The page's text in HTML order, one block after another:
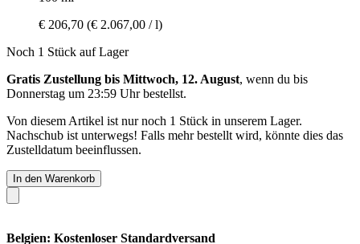
€ 206,70 (€ 2.067,00 / l)
Noch 1 Stück auf Lager
Gratis Zustellung bis Mittwoch, 12. August, wenn du bis
Donnerstag um 23:59 Uhrbestellst.
Von diesem Artikel ist nur noch 1 Stück in unserem Lager.
Nachschub ist unterwegs! Falls mehr bestellt wird, könnte dies das
Zustelldatum beeinflussen.
In den Warenkorb
Belgien: Kostenloser Standardversand